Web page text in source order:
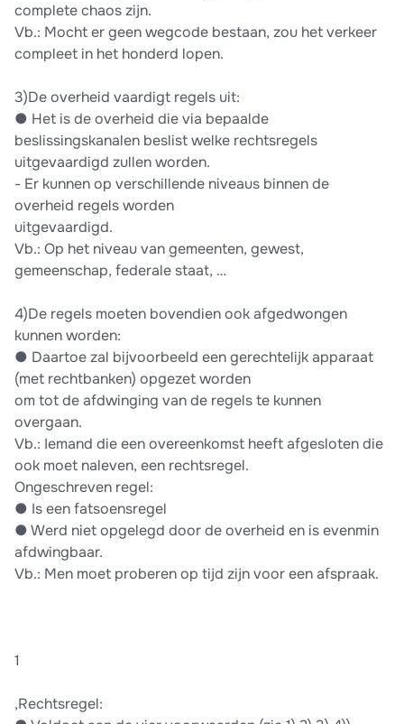
complete chaos zijn.
Vb.: Mocht er geen wegcode bestaan, zou het verkeer
compleet in het honderd lopen.
3)De overheid vaardigt regels uit:
●​ Het is de overheid die via bepaalde
beslissingskanalen beslist welke rechtsregels
uitgevaardigd zullen worden.
-​ Er kunnen op verschillende niveaus binnen de
overheid regels worden
uitgevaardigd.
Vb.: Op het niveau van gemeenten, gewest,
gemeenschap, federale staat, …
4)De regels moeten bovendien ook afgedwongen
kunnen worden:
●​ Daartoe zal bijvoorbeeld een gerechtelijk apparaat
(met rechtbanken) opgezet worden
om tot de afdwinging van de regels te kunnen
overgaan.
Vb.: Iemand die een overeenkomst heeft afgesloten die
ook moet naleven, een rechtsregel.
Ongeschreven regel:
●​ Is een fatsoensregel
●​ Werd niet opgelegd door de overheid en is evenmin
afdwingbaar.
Vb.: Men moet proberen op tijd zijn voor een afspraak.
1
,Rechtsregel: